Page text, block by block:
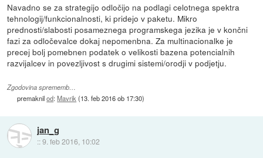
Navadno se za strategijo odločijo na podlagi celotnega spektra
tehnologij/funkcionalnosti, ki pridejo v paketu. Mikro
prednosti/slabosti posameznega programskega jezika je v končni
fazi za odločevalce dokaj nepomenbna. Za multinacionalke je
precej bolj pomebnen podatek o velikosti bazena potencialnih
razvijalcev in povezljivost s drugimi sistemi/orodji v podjetju.
Zgodovina sprememb…
premaknilod:Mavrik (13. feb 2016 ob 17:30)
jan_g
::9. feb 2016, 10:02